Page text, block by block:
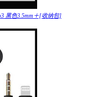
黑色3.5mm＋[收纳包]